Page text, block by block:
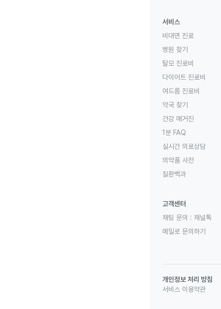
서비스
비대면 진료
병원 찾기
탈모 진료비
다이어트 진료비
여드름 진료비
약국 찾기
건강 매거진
1분 FAQ
실시간 의료상담
의약품 사전
질환백과
고객센터
채팅 문의 : 채널톡
메일로 문의하기
개인정보 처리 방침
서비스 이용약관